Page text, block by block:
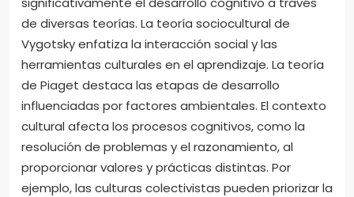
de diversas teorías. La teoría sociocultural de
Vygotsky enfatiza la interacción social y las
herramientas culturales en el aprendizaje. La teoría
de Piaget destaca las etapas de desarrollo
influenciadas por factores ambientales. El contexto
cultural afecta los procesos cognitivos, como la
resolución de problemas y el razonamiento, al
proporcionar valores y prácticas distintas. Por
ejemplo, las culturas colectivistas pueden priorizar la